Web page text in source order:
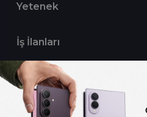
Yetenek
İş İlanları
Sertifika Programları
Yetenek Testleri